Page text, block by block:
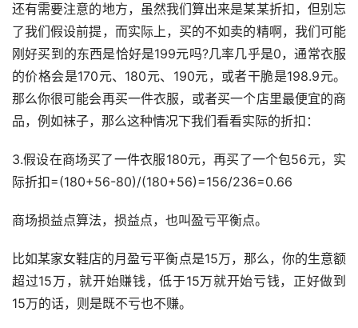
还有需要注意的地方，虽然我们算出来是某某折扣，但别忘
了我们假设前提，而实际上，买的不如卖的精啊，我们可能
刚好买到的东西是恰好是199元吗?几率几乎是0，通常衣服
的价格会是170元、180元、190元，或者干脆是198.9元。
那么你很可能会再买一件衣服，或者买一个店里最便宜的商
品，例如袜子，那么这种情况下我们看看实际的折扣：
3.假设在商场买了一件衣服180元，再买了一个包56元，实
际折扣=(180+56-80)/(180+56)=156/236=0.66
商场损益点算法，损益点，也叫盈亏平衡点。
比如某家女鞋店的月盈亏平衡点是15万，那么，你的生意额
超过15万，就开始赚钱，低于15万就开始亏钱，正好做到
15万的话，则是既不亏也不赚。